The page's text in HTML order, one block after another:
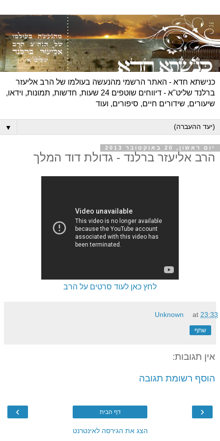
כנישתא חדא - האתר הרשמי מהנעשה בעולמו של הרב אליעזר
ברלנד שליט"א - דיווחים שוטפים 24 שעות, חדשות, תמונות, וידאו,
שיעורים, שידורים חיים, סיפורים, ועוד
▼
יום ראשון, 20 באוקטובר 2013
הרב אליעזר ברלנד - גדולת דוד המלך
לחץ כאן לעוד סרטים על הרב
Unknown at23:33
שתף
אין תגובות:
הוסף רשומת תגובה
‹
› דף הבית
הצג את הגירסה לאינטרנט